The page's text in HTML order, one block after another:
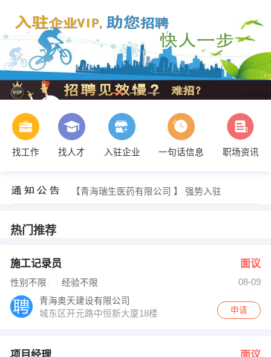
找工作 找人才 入驻企业 一句话信息 职场资讯
【青海瑞生医药有限公司 】 强势入驻
郭先生、王先生 发布 [项目经理 ] 招聘信息
发布 [全屋定制安装学徒设计 ] 招聘信息
龚雪 发布 [文员，会计 ] 招聘信息
【青海瑞生医药有限公司 】 强势入驻
热门推荐
施工记录员 面议
性别不限 经验不限
08-09
青海奥天建设有限公司
城东区开元路中恒新大厦18楼
申请